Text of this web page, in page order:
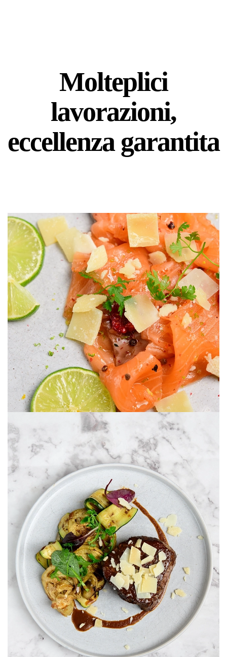
Molteplici
lavorazioni,
eccellenza garantita